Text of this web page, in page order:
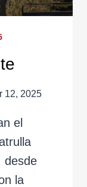
12, 2025
el
desde
la